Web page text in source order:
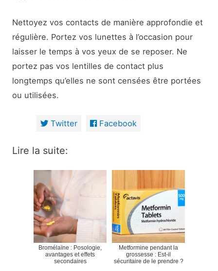
Nettoyez vos contacts de manière approfondie et
régulière. Portez vos lunettes à l’occasion pour
laisser le temps à vos yeux de se reposer. Ne
portez pas vos lentilles de contact plus
longtemps qu’elles ne sont censées être portées
ou utilisées.
Twitter Facebook
Lire la suite:
Bromélaïne : Posologie,
avantages et effets
secondaires
Metformine pendant la
grossesse : Est-il
sécuritaire de le prendre ?